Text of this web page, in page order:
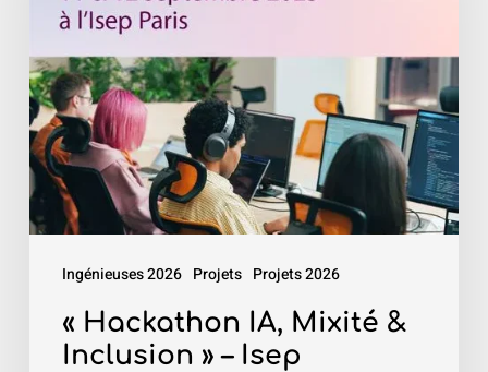
Ingénieuses 2026 Projets Projets 2026
Inclusion
»
–
Isep
« Hackathon IA, Mixité &
Inclusion » – Isep